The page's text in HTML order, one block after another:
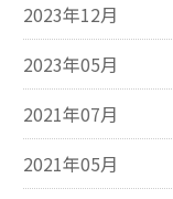
2023年12月
2023年05月
2021年07月
2021年05月